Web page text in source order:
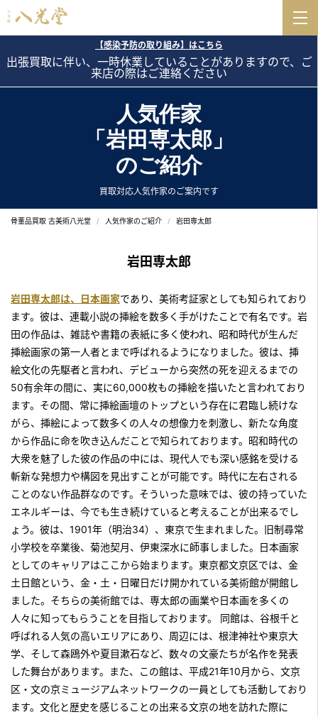
【感染予防の取り組み】はこちら
出張買取に伴い、一時休業していることがありますので、ご
来店の際はご連絡ください
人気作家
「岩田専太郎」
のご紹介
買取対応人気作家のご案内です
骨董品買取 古美術八光堂 人気作家のご紹介 岩田専太郎
岩田専太郎
岩田専太郎は、日本画家であり、美術考証家としても知られており
ます。彼は、連載小説の挿絵を数多く手がけたことで有名です。岩
田の作品は、雑誌や書籍の表紙に多く使われ、昭和時代が生んだ
挿絵画家の第一人者とまで呼ばれるようになりました。彼は、挿
絵文化の先駆者と言われ、デビューから突然の死を迎えるまでの
50有余年の間に、実に60,000枚もの挿絵を描いたと言われており
ます。その間、常に挿絵画壇のトップという存在に君臨し続けな
がら、挿絵によって数多くの人々の想像力を刺激し、新たな角度
から作品に命を吹き込んだことで知られております。昭和時代の
大衆を魅了した彼の作品の中には、現代人でも深い感銘を受ける
斬新な発想力や構図を見出すことが可能です。時代に左右される
ことのない作品群なのです。そういった意味では、彼の持っていた
エネルギーは、今でも生き続けていると考えることが出来るでし
ょう。彼は、1901年（明治34）、東京で生まれました。旧制尋常
小学校を卒業後、菊池契月、伊東深水に師事しました。日本画家
としてのキャリアはここから始まります。東京都文京区では、金
土日館という、金・土・日曜日だけ開かれている美術館が開館し
ました。そちらの美術館では、専太郎の画業や日本画を多くの
人々に知ってもらうことを目指しております。 同館は、谷根千と
呼ばれる人気の高いエリアにあり、周辺には、根津神社や東京大
学、そして森鴎外や夏目漱石など、数々の文豪たちが名作を発表
した舞台があります。また、この館は、平成21年10月から、文京
区・文の京ミュージアムネットワークの一員としても活動しており
ます。文化と歴史を感じることの出来る文京の地を訪れた際に